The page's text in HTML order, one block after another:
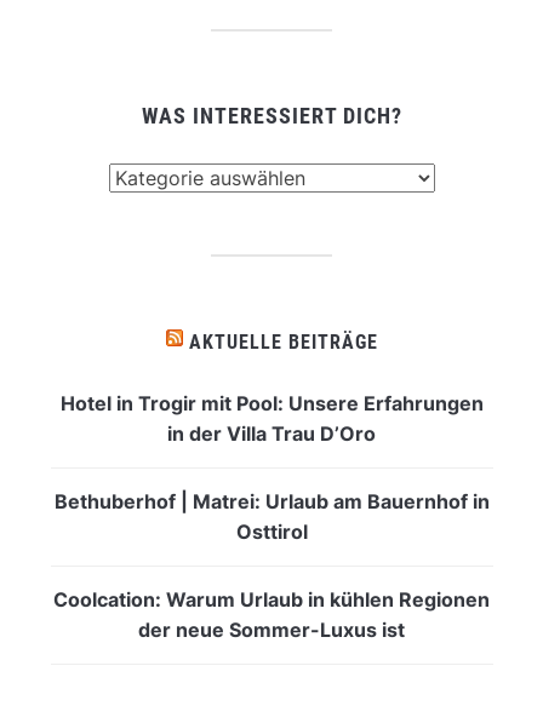
WAS INTERESSIERT DICH?
AKTUELLE BEITRÄGE
Hotel in Trogir mit Pool: Unsere Erfahrungen
in der Villa Trau D’Oro
Bethuberhof | Matrei: Urlaub am Bauernhof in
Osttirol
Coolcation: Warum Urlaub in kühlen Regionen
der neue Sommer-Luxus ist